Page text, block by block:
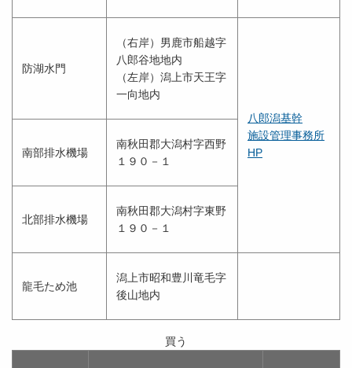
防湖水門
（右岸）男鹿市船越字
八郎谷地地内
（左岸）潟上市天王字
一向地内
八郎潟基幹
施設管理事務所
HP
南部排水機場
南秋田郡大潟村字西野
１９０－１
北部排水機場
南秋田郡大潟村字東野
１９０－１
龍毛ため池
潟上市昭和豊川竜毛字
後山地内
買う